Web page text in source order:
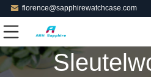
florence@sapphirewatchcase.com